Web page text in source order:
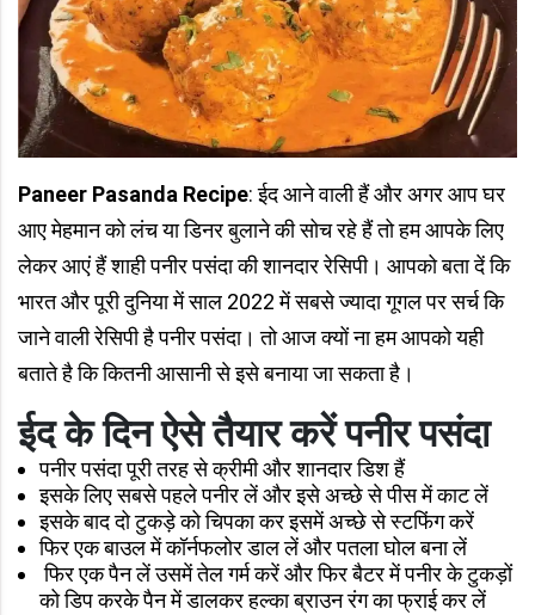
Paneer Pasanda Recipe: ईद आने वाली हैं और अगर आप घर
आए मेहमान को लंच या डिनर बुलाने की सोच रहे हैं तो हम आपके लिए
लेकर आएं हैं शाही पनीर पसंदा की शानदार रेसिपी। आपको बता दें कि
भारत और पूरी दुनिया में साल 2022 में सबसे ज्यादा गूगल पर सर्च कि
जाने वाली रेसिपी है पनीर पसंदा। तो आज क्यों ना हम आपको यही
बताते है कि कितनी आसानी से इसे बनाया जा सकता है।
ईद के दिन ऐसे तैयार करें पनीर पसंदा
पनीर पसंदा पूरी तरह से क्रीमी और शानदार डिश हैं
इसके लिए सबसे पहले पनीर लें और इसे अच्छे से पीस में काट लें
इसके बाद दो टुकड़े को चिपका कर इसमें अच्छे से स्टफिंग करें
फिर एक बाउल में कॉर्नफलोर डाल लें और पतला घोल बना लें
फिर एक पैन लें उसमें तेल गर्म करें और फिर बैटर में पनीर के टुकड़ों
को डिप करके पैन में डालकर हल्का ब्राउन रंग का फ्राई कर लें